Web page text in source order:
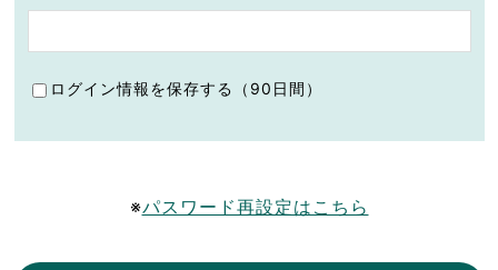
ログイン情報を保存する（90日間）
※パスワード再設定はこちら